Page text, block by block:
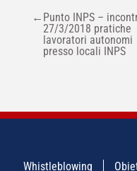
NAVIGAZIONE
ARTICOLI
← Punto INPS –
27/3/2018 pratiche
lavoratori autonomi
presso locali INPS
Whistleblowing